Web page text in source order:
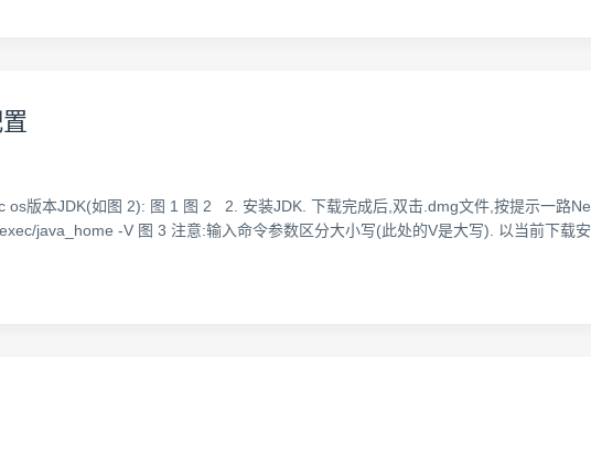
版本JDK(如图 2): 图 1 图 2 2. 安装JDK. 下载完成后,双击.dmg文件,按提示一路
java_home -V 图 3 注意:输入命令参数区分大小写(此处的V是大写). 以当前下载